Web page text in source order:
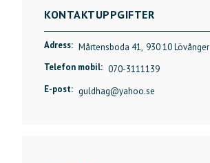
KONTAKTUPPGIFTER
Adress: Mårtensboda 41, 930 10 Lövånger
Telefon mobil: 070-3111139
E-post: guldhag@yahoo.se